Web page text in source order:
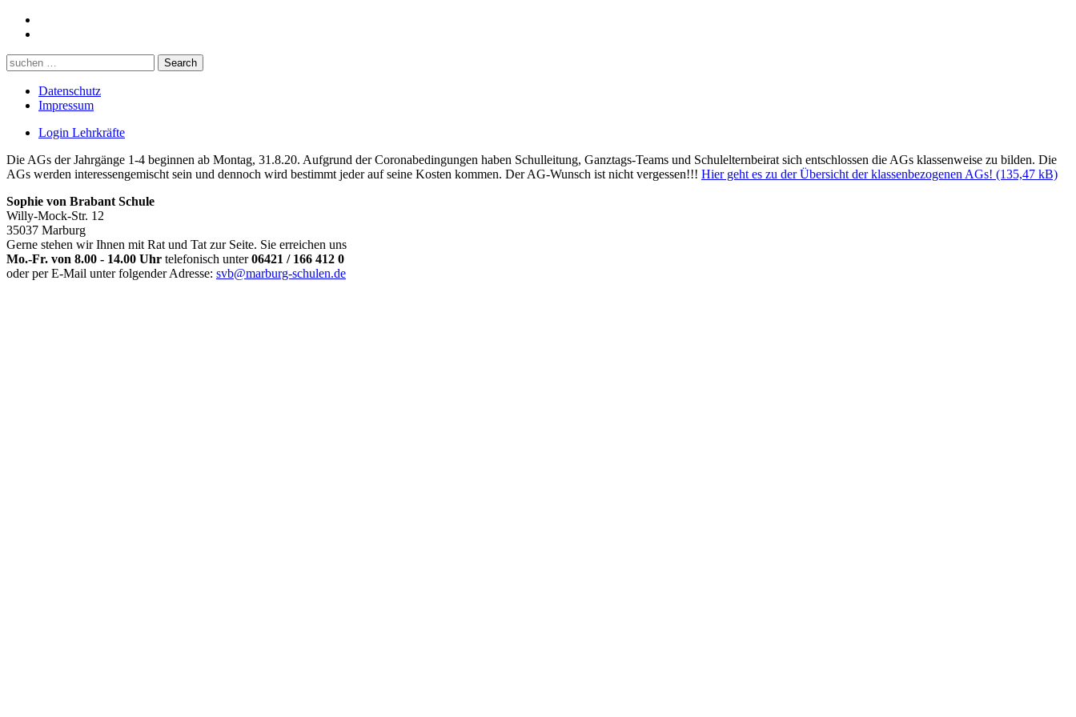
Datenschutz
Impressum
Login Lehrkräfte
Die AGs der Jahrgänge 1-4 beginnen ab Montag, 31.8.20. Aufgrund der Coronabedingungen haben Schulleitung, Ganztags-Teams und Schulelternbeirat sich entschlossen die AGs klassenweise zu bilden. Die
AGs werden interessengemischt sein und dennoch wird bestimmt jeder auf seine Kosten kommen. Der AG-Wunsch ist nicht vergessen!!! Hier geht es zu der Übersicht der klassenbezogenen AGs!
Sophie von Brabant Schule
Willy-Mock-Str. 12
35037 Marburg
Gerne stehen wir Ihnen mit Rat und Tat zur Seite. Sie erreichen uns
Mo.-Fr. von 8.00 - 14.00 Uhr telefonisch unter06421 / 166 412 0
oder per E-Mail unter folgender Adresse: svb@marburg-schulen.de